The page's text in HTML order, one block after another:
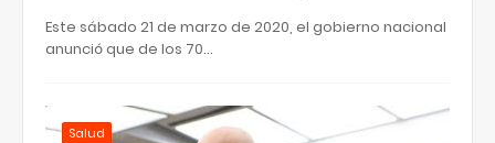
Este sábado 21 de marzo de 2020, el gobierno nacional
anunció que de los 70…
Salud